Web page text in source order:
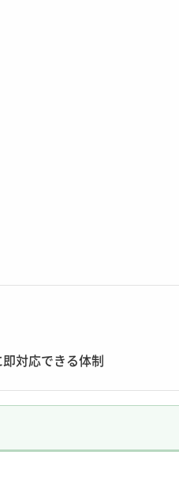
対応できる体制